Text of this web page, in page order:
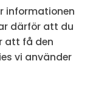
informationen
därför att du
att få den
vi använder